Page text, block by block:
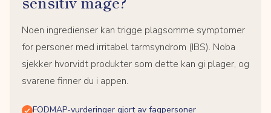
Noen ingredienser kan trigge plagsomme symptomer
for personer med irritabel tarmsyndrom (IBS). Noba
sjekker hvorvidt produkter som dette kan gi plager, og
svarene finner du i appen.
FODMAP-vurderinger gjort av fagpersoner